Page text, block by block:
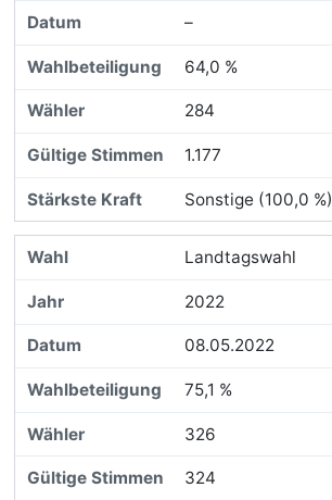
–
64,0 %
284
1.177
Sonstige (100,0 %)
Landtagswahl
2022
08.05.2022
75,1 %
326
324